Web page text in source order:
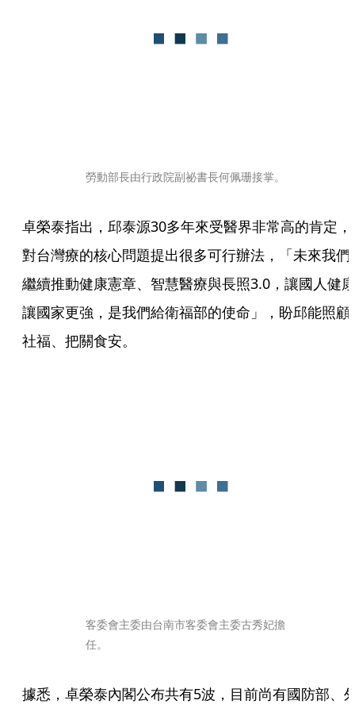
勞動部長由行政院副祕書長何佩珊接掌。
卓榮泰指出，邱泰源30多年來受醫界非常高的肯定，
對台灣療的核心問題提出很多可行辦法，「未來我們
繼續推動健康憲章、智慧醫療與長照3.0，讓國人健康
讓國家更強，是我們給衛福部的使命」，盼邱能照顧
社福、把關食安。
客委會主委由台南市客委會主委古秀妃擔
任。
據悉，卓榮泰內閣公布共有5波，目前尚有國防部、